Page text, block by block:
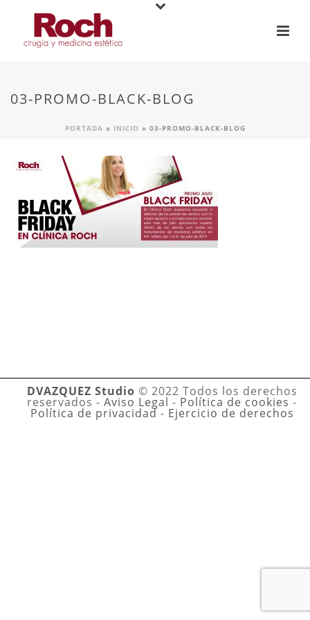
03-PROMO-BLACK-BLOG
PORTADA » INICIO » 03-PROMO-BLACK-BLOG
DVAZQUEZ Studio © 2022 Todos los derechos
reservados - Aviso Legal - Política de cookies -
Política de privacidad- Ejercicio de derechos